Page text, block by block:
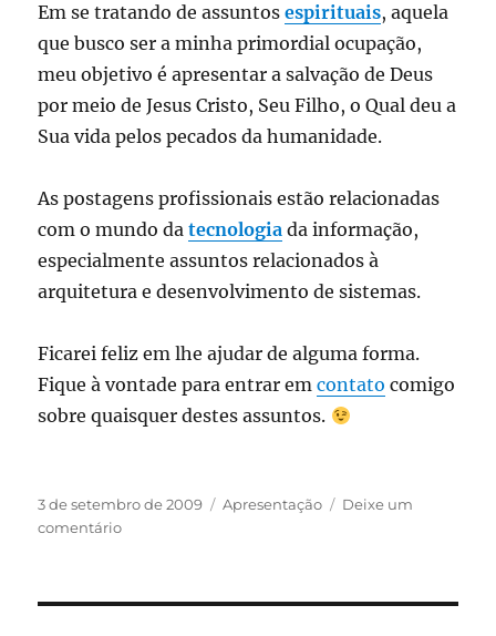
Em se tratando de assuntosespirituais, aquela
que busco ser a minha primordial ocupação,
meu objetivo é apresentar a salvação de Deus
por meio de Jesus Cristo, Seu Filho, o Qual deu a
Sua vida pelos pecados da humanidade.
As postagens profissionais estão relacionadas
com o mundo datecnologia da informação,
especialmente assuntos relacionados à
arquitetura e desenvolvimento de sistemas.
Ficarei feliz em lhe ajudar de alguma forma.
Fique à vontade para entrar emcontato comigo
sobre quaisquer destes assuntos.
Publicado
em
3 de setembro de 2009 Categorias
Apresentação
Deixe um
comentárioem